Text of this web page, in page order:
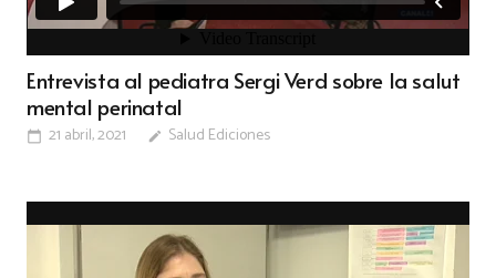
Entrevista al pediatra Sergi Verd sobre la salut
mental perinatal
calendar_today 21 abril, 2021 edit Salud Ediciones